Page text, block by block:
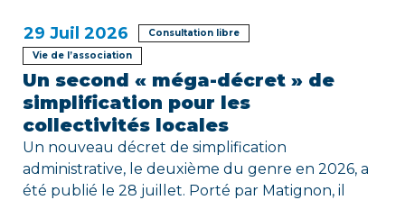
29 Juil 2026
Consultation libre
Vie de l’association
Un second « méga-décret » de
simplification pour les
collectivités locales
Un nouveau décret de simplification
administrative, le deuxième du genre en 2026, a
été publié le 28 juillet. Porté par Matignon, il